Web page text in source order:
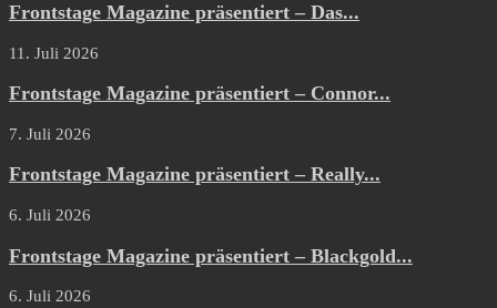
Frontstage Magazine präsentiert – Das...
11. Juli 2026
Frontstage Magazine präsentiert – Connor...
7. Juli 2026
Frontstage Magazine präsentiert – Really...
6. Juli 2026
Frontstage Magazine präsentiert – Blackgold...
6. Juli 2026